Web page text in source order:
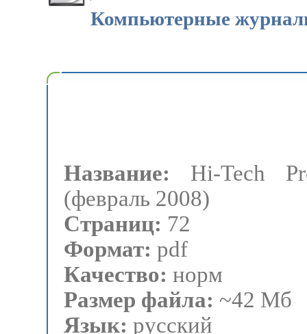
Компьютерные
Название: Hi-Tech
(февраль 2008)
Страниц: 72
Формат: pdf
Качество: норм
Размер файла: ~42 Мб
Язык: русский